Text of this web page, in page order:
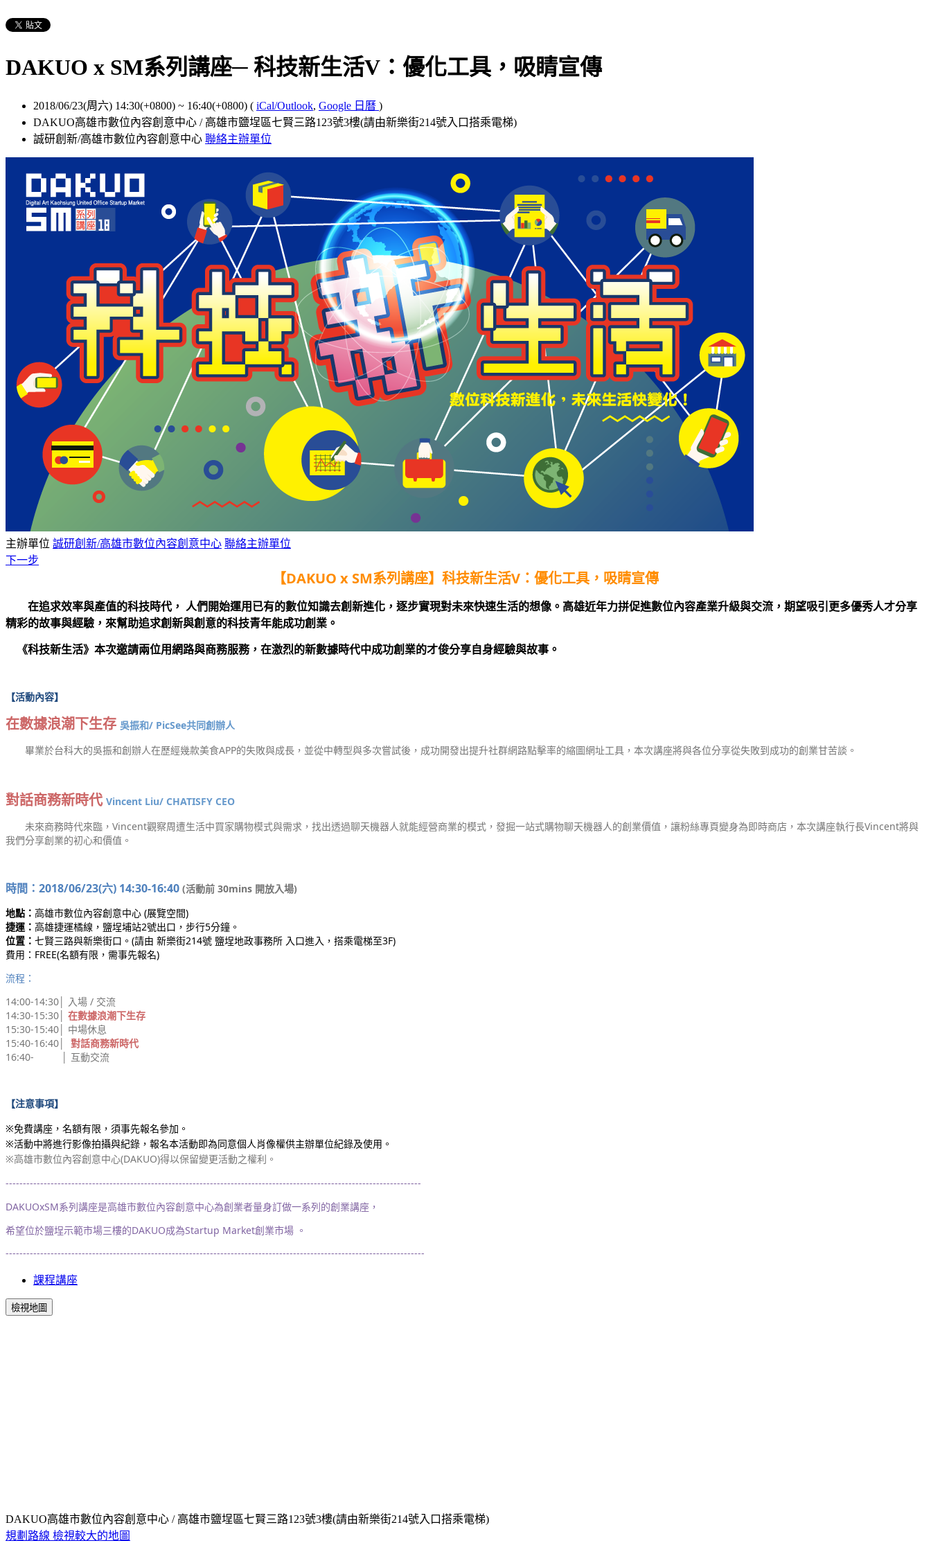
DAKUO x SM系列講座─ 科技新生活V：優化工具，吸睛宣傳
2018/06/23(周六) 14:30(+0800) ~ 16:40(+0800) ( iCal/Outlook, Google 日曆 )
DAKUO高雄市數位內容創意中心 / 高雄市鹽埕區七賢三路123號3樓(請由新樂街214號入口搭乘電梯)
誠研創新/高雄市數位內容創意中心 聯絡主辦單位
主辦單位 誠研創新/高雄市數位內容創意中心 聯絡主辦單位
下一步
【DAKUO x SM系列講座】科技新生活V：優化工具，吸睛宣傳
在追求效率與產值的科技時代， 人們開始運用已有的數位知識去創新進化，逐步實現對未來快速生活的想像。 高雄近年力拼促進數位內容產業升級與交流，期望吸引更多優秀人才分享
精彩的故事與經驗，來幫助追求創新與創意的科技青年能成功創業。
《科技新生活》本次邀請兩位用網路與商務服務，在激烈的新數據時代中成功創業的才俊分享自身經驗與故事。
【活動內容】
在數據浪潮下生存 吳振和/ PicSee共同創辦人
畢業於台科大的吳振和創辦人在歷經幾款美食APP的失敗與成長，並從中轉型與多次嘗試後，成功開發出提升社群網路點擊率的縮圖網址工具，本次講座將與各位分享從失敗到成功的創業甘苦談。
對話商務新時代 Vincent Liu/ CHATISFY CEO
未來商務時代來臨，Vincent觀察周遭生活中買家購物模式與需求，找出透過聊天機器人就能經營商業的模式，發掘一站式購物聊天機器人的創業價值，讓粉絲專頁變身為即時商店，本次講座執行長Vincent將與
我們分享創業的初心和價值。
時間：2018/06/23(六) 14:30-16:40 (活動前 30mins 開放入場)
地點： 高雄市數位內容創意中心 (展覽空間)
捷運： 高雄捷運橘線，鹽埕埔站2號出口，步行5分鐘。
位置： 七賢三路與新樂街口。(請由 新樂街214號 鹽埕地政事務所 入口進入，搭乘電梯至3F)
費用： FREE(名額有限，需事先報名)
流程：
14:00-14:30│ 入場 / 交流
14:30-15:30│ 在數據浪潮下生存
15:30-15:40│ 中場休息
15:40-16:40
對話商務新時代
16:40-
│ 互動交流
【注意事項】
※免費講座，名額有限，須事先報名參加。
※活動中將進行影像拍攝與紀錄，報名本活動即為同意個人肖像權供主辦單位紀錄及使用。
※高雄市數位內容創意中心(DAKUO)得以保留變更活動之權利。
------------------------------------------------------------------------------------------------------------------------
DAKUOxSM系列講座是高雄市數位內容創意中心為創業者量身訂做一系列的創業講座，
希望位於鹽埕示範市場三樓的DAKUO成為Startup Market創業市場 。
-------------------------------------------------------------------------------------------------------------------------
課程講座
檢視地圖
DAKUO高雄市數位內容創意中心 / 高雄市鹽埕區七賢三路123號3樓(請由新樂街214號入口搭乘電梯)
規劃路線 檢視較大的地圖